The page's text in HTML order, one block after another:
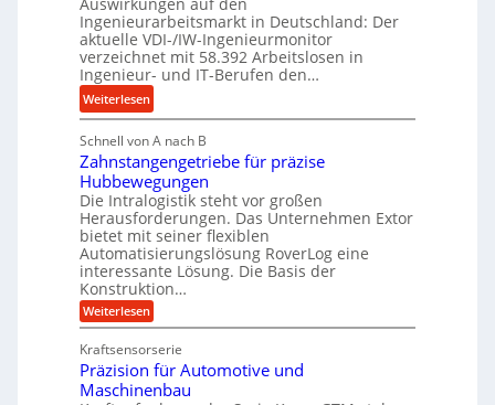
y
d
r
a
u
l
i
m
V
e
r
g
l
e
c
h
n
g
l
e
b
i
g
e
K
u
g
e
l
g
e
w
i
n
d
e
s
s
t
e
i
g
r
t
U
m
s
a
t
z
n
d
Ingenieurarbeitsmarkt in Deutschland: Der
aktuelle VDI-/IW-Ingenieurmonitor
verzeichnet mit 58.392 Arbeitslosen in
Ingenieur- und IT-Berufen den…
Weiterlesen:
M
e
h
r
A
r
b
e
i
t
s
l
o
s
Schnell von A nach B
Zahnstangengetriebe für präzise
Hubbewegungen
Die Intralogistik steht vor großen
Herausforderungen. Das Unternehmen Extor
bietet mit seiner flexiblen
Automatisierungslösung RoverLog eine
interessante Lösung. Die Basis der
Konstruktion…
Weiterlesen:
Z
h
n
s
Kraftsensorserie
Präzision für Automotive und
Maschinenbau